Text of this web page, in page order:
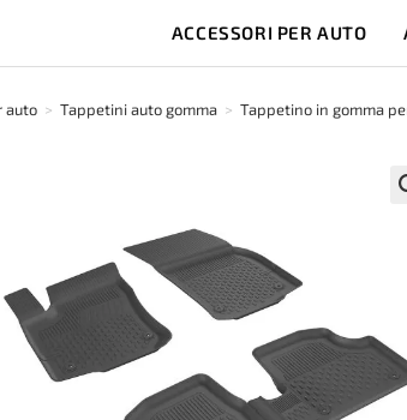
ACCESSORI PER AUTO
auto > Tappetini auto gomma > Tappetino in gomma